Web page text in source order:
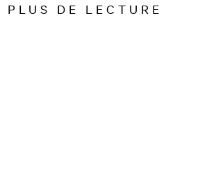
PLUS DE LECTURE